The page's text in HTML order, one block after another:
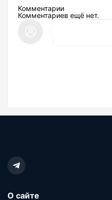
Комментарии
Комментариев ещё нет.
О сайте